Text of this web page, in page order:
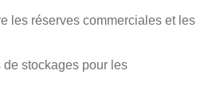
les réserves commerciales et les
de stockages pour les